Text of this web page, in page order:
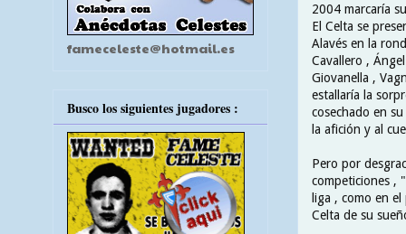
2004 marcaría
El Celta se
Alavés en la
Cavallero ,
Giovanella ,
estallaría la
cosechado en
la afición y al
Pero por
competiciones ,
liga , como en
Celta de su
fameceleste@hotmail.es
Busco los siguientes jugadores :